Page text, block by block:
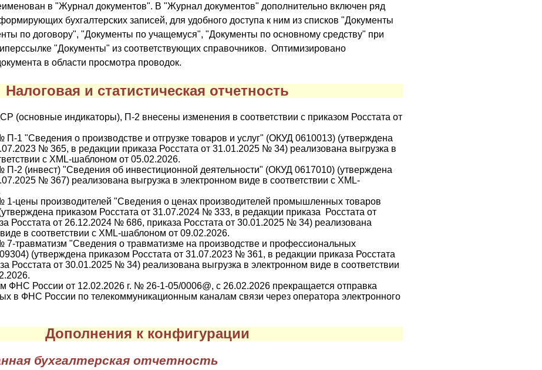
в "Журнал документов". В "Журнал документов" дополнительно включен ряд
бухгалтерских записей, для удобного доступа к ним из списков "Документы
по договору", "Документы по учащемуся", "Документы по основному средству" при
"Документы" из соответствующих справочников. Оптимизировано
в области просмотра проводок.
Налоговая и статистическая отчетность
(основные индикаторы), П-2 внесены изменения в соответствии с приказом Росстата от
1 "Сведения о производстве и отгрузке товаров и услуг" (ОКУД 0610013) (утверждена
№ 365, в редакции приказа Росстата от 31.01.2025 № 34) реализована выгрузка в
с XML-шаблоном от 05.02.2026.
2 (инвест) "Сведения об инвестиционной деятельности" (ОКУД 0617010) (утверждена
№ 367) реализована выгрузка в электронном виде в соответствии с XML-
цены производителей "Сведения о ценах производителей промышленных товаров
приказом Росстата от 31.07.2024 № 333, в редакции приказа Росстата от
Росстата от 26.12.2024 № 686, приказа Росстата от 30.01.2025 № 34) реализована
в соответствии с XML-шаблоном от 09.02.2026.
травматизм "Сведения о травматизме на производстве и профессиональных
(утверждена приказом Росстата от 31.07.2023 № 361, в редакции приказа Росстата
Росстата от 30.01.2025 № 34) реализована выгрузка в электронном виде в соответствии
ФНС России от 12.02.2026 г. № 26-1-05/0006@, с 26.02.2026 прекращается отправка
в ФНС России по телекоммуникационным каналам связи через оператора электронного
Дополнения к конфигурации
бухгалтерская отчетность